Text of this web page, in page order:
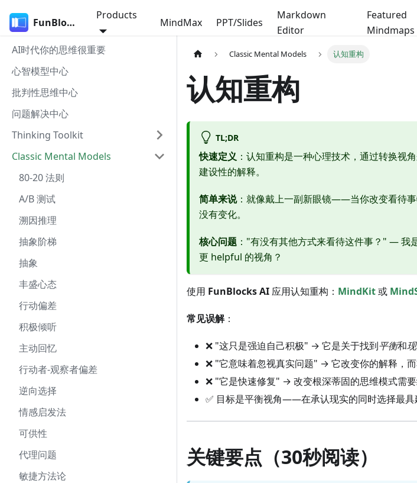
FunBlocks
Products
MindMax PPT/Slides
Markdown
Editor
Featured
Mindmaps
AI时代你的思维很重要
心智模型中心
批判性思维中心
问题解决中心
Thinking Toolkit
Classic Mental Models
80-20 法则
A/B 测试
溯因推理
抽象阶梯
抽象
丰盛心态
行动偏差
积极倾听
主动回忆
行动者-观察者偏差
逆向选择
情感启发法
可供性
代理问题
敏捷方法论
Classic Mental Models 认知重构
认知重构
TL;DR
快速定义 ：认知重构是一种心理技术，通过转换视
建设性的解释。
简单来说：就像戴上一副新眼镜——当你改变看待
没有变化。
核心问题 ："有没有其他方式来看待这件事？" — 我
更 helpful 的视角？
使用 FunBlocks AI 应用认知重构： MindKit或
常见误解：
❌ "这只是强迫自己积极" → 它是关于找到平衡和
❌ "它意味着忽视真实问题" → 它改变你的解释，
❌ "它是快速修复" → 改变根深蒂固的思维模式需
✅ 目标是平衡视角——在承认现实的同时选择最具
关键要点（30秒阅读）